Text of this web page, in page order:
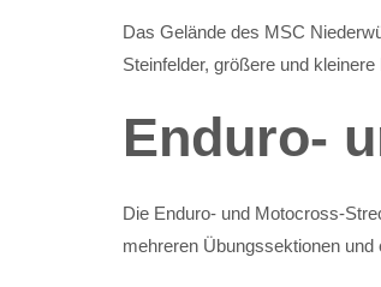
Das Gelände des MSC
Steinfelder, größere und
Enduro-
Die Enduro- und Motocross-
mehreren Übungssektionen